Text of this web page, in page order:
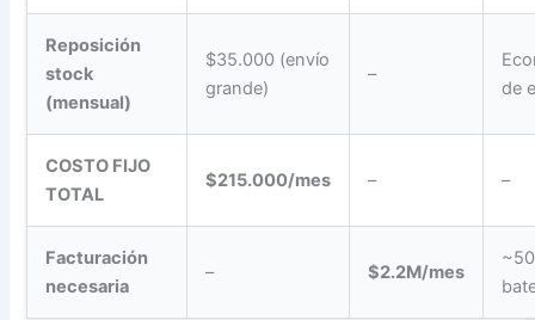
Reposición
stock
(mensual)
$35.000 (envío
grande)
–
de
COSTO FIJO
TOTAL
$215.000/mes – –
Facturación
necesaria
– $2.2M/mes
~50